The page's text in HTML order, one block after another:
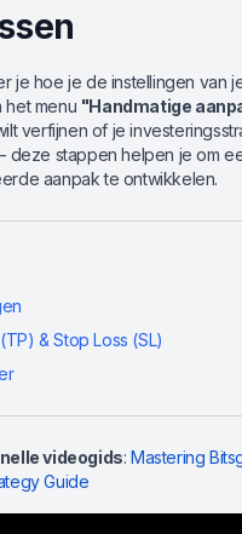
je hoe je de instellingen van
het menu "Handmatige
verfijnen of je
deze stappen helpen je om
aanpak te ontwikkelen.
& Stop Loss (SL)
videogids: Mastering
Guide